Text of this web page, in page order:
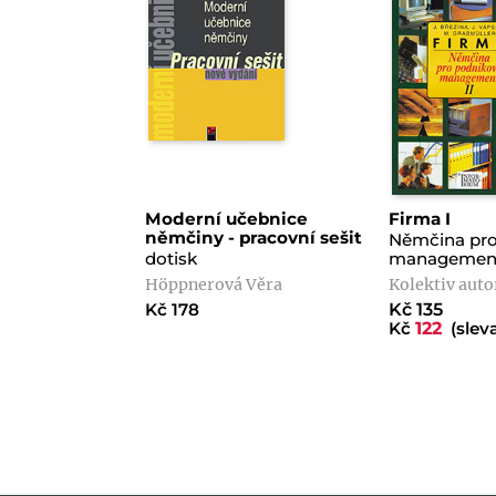
Moderní učebnice
němčiny - pracovní sešit
dotisk
Höppnerová Věra
Kč 178
Firma I
Němčina
Kolektiv
Kč 135
Kč122